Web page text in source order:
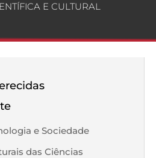
E CULTURAL
e Sociedade
das Ciências